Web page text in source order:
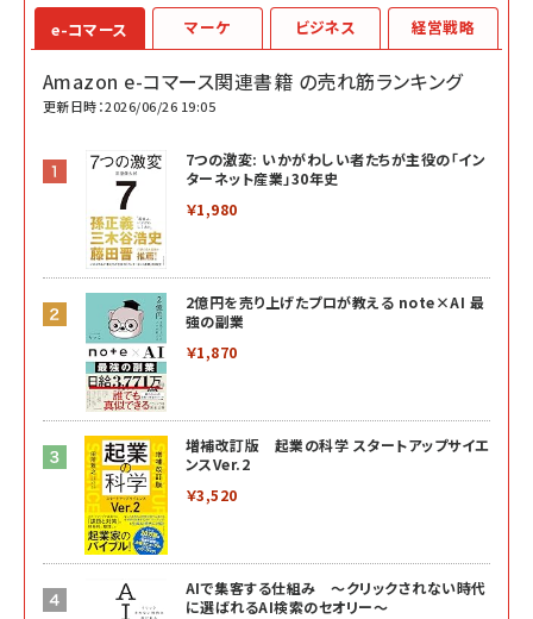
e-コマース
Amazon e-コマース関連書籍 の売れ筋ランキング
更新日時：2026/06/26 19:05
7つの激変: いかがわしい者たちが主役の「イン
ターネット産業」30年史
￥1,980
2億円を売り上げたプロが教える note×AI 最
強の副業
￥1,870
増補改訂版 起業の科学 スタートアップサイエ
ンスVer.2
￥3,520
AIで集客する仕組み ～クリックされない時代
に選ばれるAI検索のセオリー～
マーケ ビジネス 経営戦略